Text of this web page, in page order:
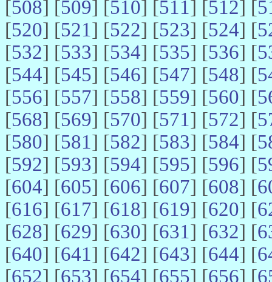
[508] [509] [510] [511] [512] [
[520] [521] [522] [523] [524] [
[532] [533] [534] [535] [536] [
[544] [545] [546] [547] [548] [
[556] [557] [558] [559] [560] [
[568] [569] [570] [571] [572] [
[580] [581] [582] [583] [584] [
[592] [593] [594] [595] [596] [
[604] [605] [606] [607] [608] [
[616] [617] [618] [619] [620] [
[628] [629] [630] [631] [632] [
[640] [641] [642] [643] [644] [
[652] [653] [654] [655] [656] [